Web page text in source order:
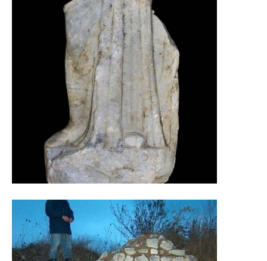
локалитете на овом подручју. Систематско
рекогнисцирање подразумевало је
евидентирање, документовање и
систематизацију свих археолошких
локалитета који су, што се показало већ
приликом прве кампање, озбиљно угрожени
неовлашћеним радом дивљих копача, тзв.
златара. Рекогнисцирана су сва 53 насеља и
документовано је преко 150 археолошких
локалитета и култних места, од неолита до
касног средњег века. Сви локалитети су
документовани фото и видео записима,
интервјуисан је велики број мештана, а за
одређени број локалитета израђене су
Поред обиља покретног и непокретног
материјала, као посебан куриозитет
издвајамо изузетан налаз са локалитета
Црквиште на сеоском гробљу у селу